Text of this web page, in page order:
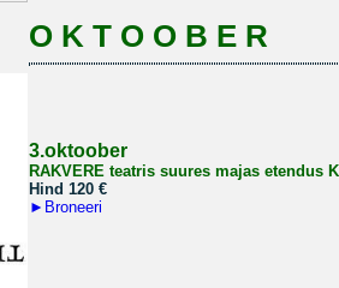
O K T O O B E R
3.oktoober
RAKVERE teatris suures majas etendus
Hind 120 €
► Broneeri